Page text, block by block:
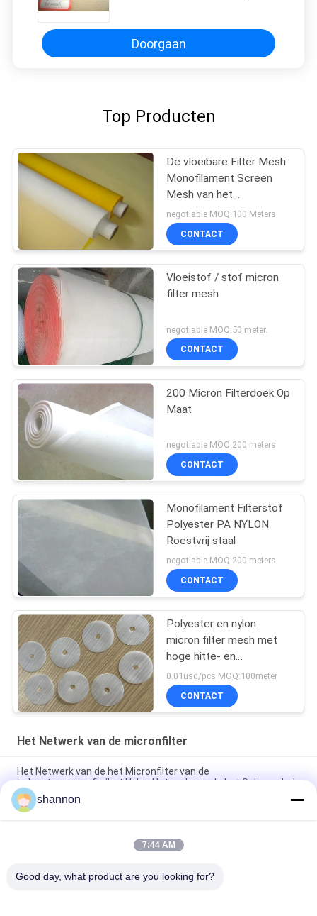
Doorgaan
Top Producten
De vloeibare Filter Mesh
Monofilament Screen
Mesh van het
Filtratiemicron voor 20 -
420 Micron
negotiable MOQ:100 Meters
CONTACT
Vloeistof / stof micron
filter mesh
negotiable MOQ:50 meter.
CONTACT
200 Micron Filterdoek Op
Maat
negotiable MOQ:200 meters
CONTACT
Monofilament Filterstof
Polyester PA NYLON
Roestvrij staal
negotiable MOQ:200 meters
CONTACT
Polyester en nylon
micron filter mesh met
hoge hitte- en
zuurbestandheid voor
duurzaamheid
0.01usd/pcs MOQ:100meter
CONTACT
Het Netwerk van de micronfilter
Het Netwerk van de het Micronfilter van de
polyesterserigrafie/het Nylon Netwerk van de het Schermdruk
De industriële Ontzwaveling Mesh Belt Filter Fabric van het
HUISDIERENkalksteen
Monofilament het Micronfilter Mesh Press Filter Cloth van de
shannon
7:44 AM
Good day, what product are you looking for?